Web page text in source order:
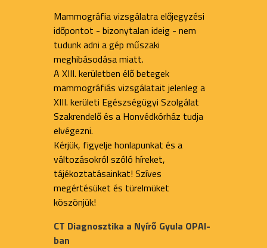
Mammográfia vizsgálatra előjegyzési
időpontot - bizonytalan ideig - nem
tudunk adni a gép műszaki
meghibásodása miatt.
A XIII. kerületben élő betegek
mammográfiás vizsgálatait jelenleg a
XIII. kerületi Egészségügyi Szolgálat
Szakrendelő és a Honvédkórház tudja
elvégezni.
Kérjük, figyelje honlapunkat és a
változásokról szóló híreket,
tájékoztatásainkat! Szíves
megértésüket és türelmüket
köszönjük!
CT Diagnosztika a Nyírő Gyula OPAI-
ban